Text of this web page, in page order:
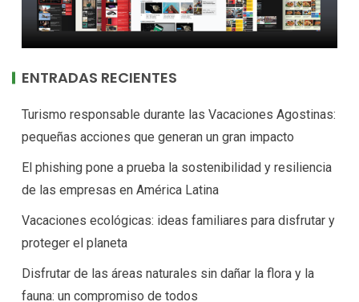
ENTRADAS RECIENTES
Turismo responsable durante las Vacaciones Agostinas:
pequeñas acciones que generan un gran impacto
El phishing pone a prueba la sostenibilidad y resiliencia
de las empresas en América Latina
Vacaciones ecológicas: ideas familiares para disfrutar y
proteger el planeta
Disfrutar de las áreas naturales sin dañar la flora y la
fauna: un compromiso de todos